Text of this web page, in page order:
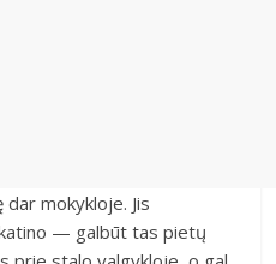
mokykloje. Jis
— galbūt tas pietų